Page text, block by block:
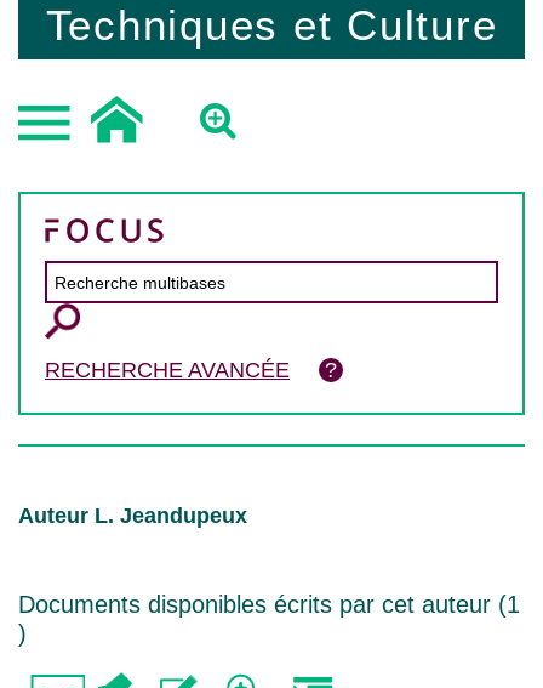
Techniques et Culture
RECHERCHE AVANCÉE
Auteur L. Jeandupeux
Documents disponibles écrits par cet auteur (1
)